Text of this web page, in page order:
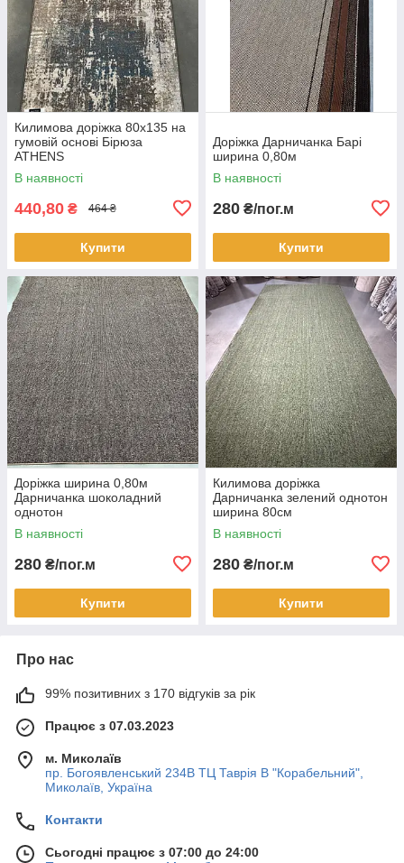
Килимова доріжка 80х135 на
гумовій основі Бірюза
ATHENS
В наявності
440,80 ₴ 464 ₴
Купити
Доріжка Дарничанка Барі
ширина 0,80м
В наявності
280 ₴/пог.м
Купити
Доріжка ширина 0,80м
Дарничанка шоколадний
однотон
В наявності
280 ₴/пог.м
Купити
Килимова доріжка
Дарничанка зелений однотон
ширина 80см
В наявності
280 ₴/пог.м
Купити
Про нас
99% позитивних з 170 відгуків за рік
Працює з 07.03.2023
м. Миколаїв
пр. Богоявленський 234В ТЦ Таврія В "Корабельний",
Миколаїв, Україна
Контакти
Сьогодні працює з 07:00 до 24:00